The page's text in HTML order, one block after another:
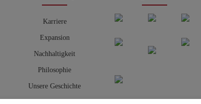
Karriere
Expansion
Nachhaltigkeit
Philosophie
Unsere Geschichte